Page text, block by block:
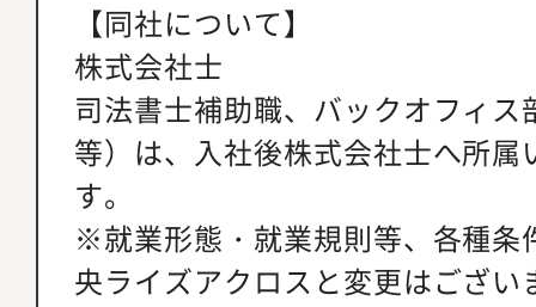
【同社について】
株式会社士
司法書士補助職、バックオフィ
等）は、入社後株式会社士へ所
す。
※就業形態・就業規則等、各種条
央ライズアクロスと変更はござい